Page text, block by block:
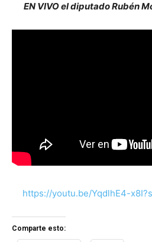
EN VIVO el diputado Rubén
https://youtu.be/YqdlhE4-
Comparte esto: